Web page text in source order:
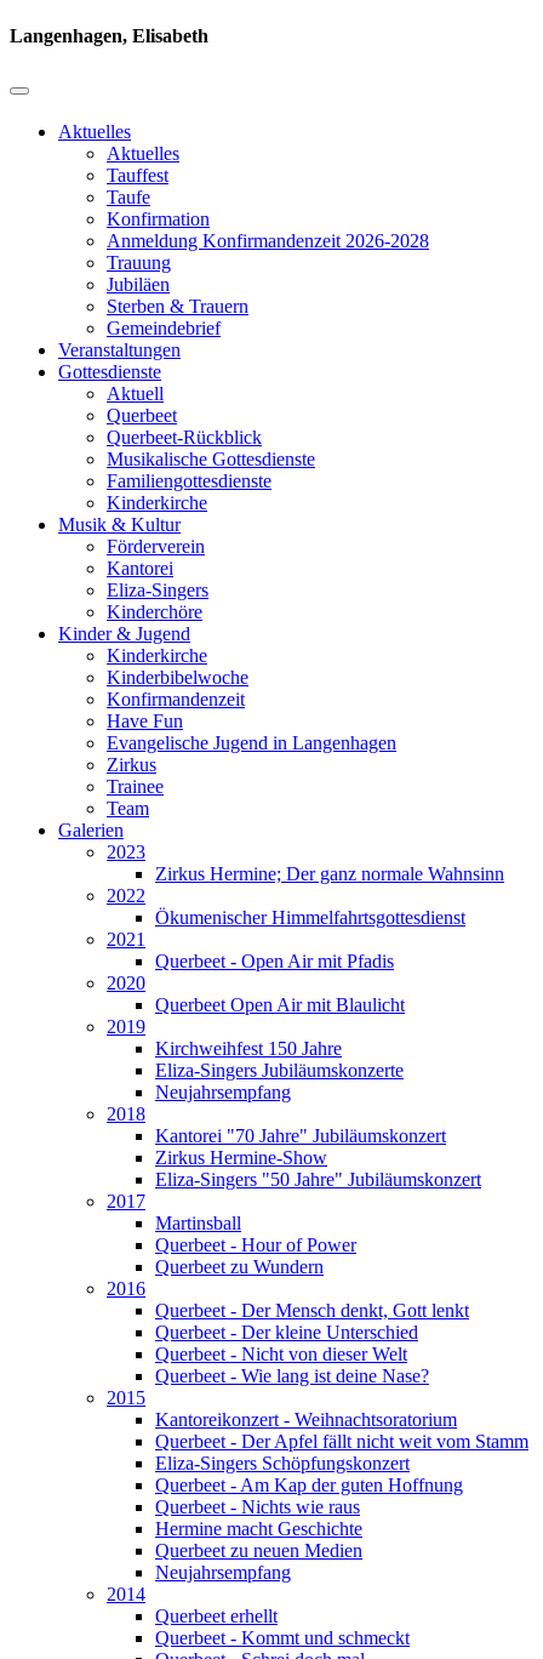
Langenhagen, Elisabeth
Aktuelles
Aktuelles
Tauffest
Taufe
Konfirmation
Anmeldung Konfirmandenzeit 2026-2028
Trauung
Jubiläen
Sterben & Trauern
Gemeindebrief
Veranstaltungen
Gottesdienste
Aktuell
Querbeet
Querbeet-Rückblick
Musikalische Gottesdienste
Familiengottesdienste
Kinderkirche
Musik & Kultur
Förderverein
Kantorei
Eliza-Singers
Kinderchöre
Kinder & Jugend
Kinderkirche
Kinderbibelwoche
Konfirmandenzeit
Have Fun
Evangelische Jugend in Langenhagen
Zirkus
Trainee
Team
Galerien
2023
Zirkus Hermine; Der ganz normale Wahnsinn
2022
Ökumenischer Himmelfahrtsgottesdienst
2021
Querbeet - Open Air mit Pfadis
2020
Querbeet Open Air mit Blaulicht
2019
Kirchweihfest 150 Jahre
Eliza-Singers Jubiläumskonzerte
Neujahrsempfang
2018
Kantorei "70 Jahre" Jubiläumskonzert
Zirkus Hermine-Show
Eliza-Singers "50 Jahre" Jubiläumskonzert
2017
Martinsball
Querbeet - Hour of Power
Querbeet zu Wundern
2016
Querbeet - Der Mensch denkt, Gott lenkt
Querbeet - Der kleine Unterschied
Querbeet - Nicht von dieser Welt
Querbeet - Wie lang ist deine Nase?
2015
Kantoreikonzert - Weihnachtsoratorium
Querbeet - Der Apfel fällt nicht weit vom Stamm
Eliza-Singers Schöpfungskonzert
Querbeet - Am Kap der guten Hoffnung
Querbeet - Nichts wie raus
Hermine macht Geschichte
Querbeet zu neuen Medien
Neujahrsempfang
2014
Querbeet erhellt
Querbeet - Kommt und schmeckt